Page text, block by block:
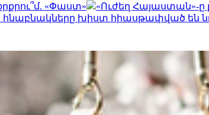
«Փաստ»
«Ուժեղ Հայաստան»-ը
հնաբնակները խիստ հիասթափված են